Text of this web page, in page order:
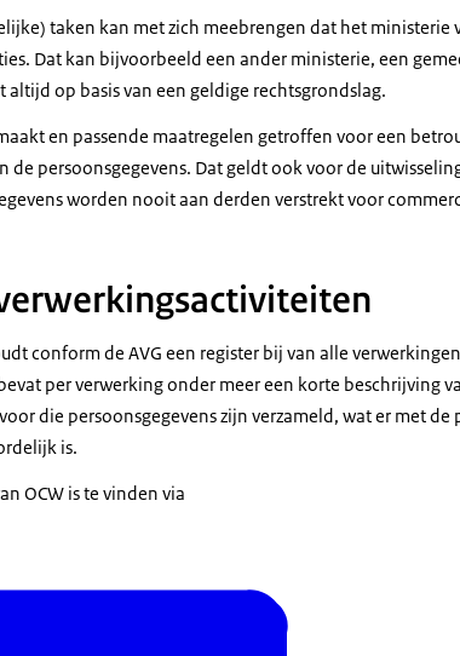
taken kan met zich meebrengen dat het ministerie
Dat kan bijvoorbeeld een ander ministerie, een
altijd op basis van een geldige rechtsgrondslag.
en passende maatregelen getroffen voor een
de persoonsgegevens. Dat geldt ook voor de
worden nooit aan derden verstrekt voor
conform de AVG een register bij van alle
per verwerking onder meer een korte beschrijving
die persoonsgegevens zijn verzameld, wat er met de
is.
OCW is te vinden via